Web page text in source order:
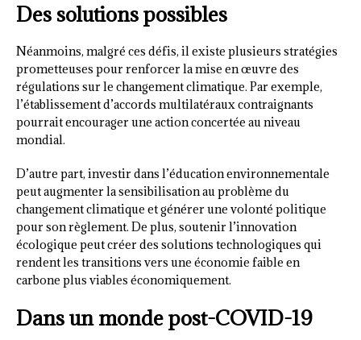
Des solutions possibles
Néanmoins, malgré ces défis, il existe plusieurs stratégies
prometteuses pour renforcer la mise en œuvre des
régulations sur le changement climatique. Par exemple,
l’établissement d’accords multilatéraux contraignants
pourrait encourager une action concertée au niveau
mondial.
D’autre part, investir dans l’éducation environnementale
peut augmenter la sensibilisation au problème du
changement climatique et générer une volonté politique
pour son règlement. De plus, soutenir l’innovation
écologique peut créer des solutions technologiques qui
rendent les transitions vers une économie faible en
carbone plus viables économiquement.
Dans un monde post-COVID-19